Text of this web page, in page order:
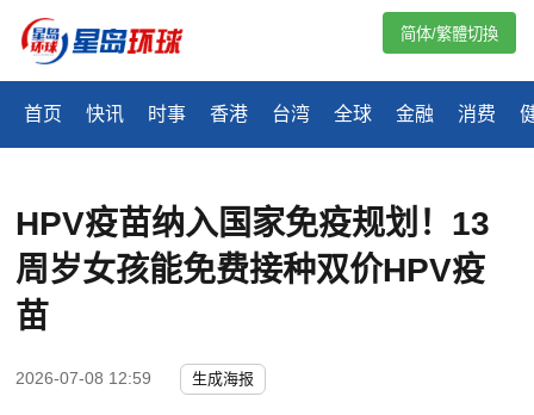
首页 快讯 时事 香港 台湾 全球 金融 消费
简体/繁體切換
HPV疫苗纳入国家免疫规划！13
周岁女孩能免费接种双价HPV疫
苗
2026-07-08 12:59 生成海报